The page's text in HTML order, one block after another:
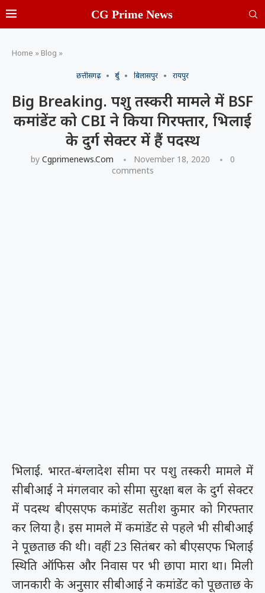
CG Prime News
Home » Blog »
छत्तीसगढ़ दुर्ग बिलासपुर रायपुर
Big Breaking. पशु तस्करी मामले में BSF
कमांडेंट को CBI ने किया गिरफ्तार, भिलाई
के दुर्ग सेक्टर में हैं पदस्थ
by Cgprimenews.com November 18, 2020
0
comments
भिलाई. भारत-बंग्लादेश सीमा पर पशु तस्करी मामले में
सीबीआई ने मंगलवार को सीमा सुरक्षा बल के दुर्ग सेक्टर
में पदस्थ बीएसएफ कमांडेंट सतीश कुमार को गिरफ्तार
कर लिया है। इस मामले में कमांडेंट से पहले भी सीबीआई
ने पूछताछ की थी। वहीं 23 सितंबर को बीएसएफ भिलाई
स्थिति ऑफिस और निवास पर भी छापा मारा था। मिली
जानकारी के अनुसार सीबीआई ने कमांडेंट को पूछताछ के